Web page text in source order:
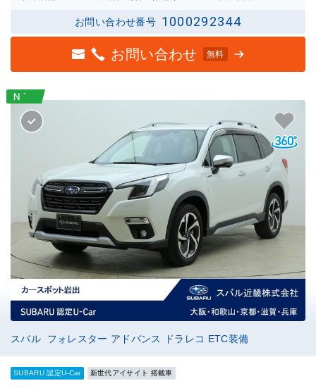
お問い合わせ番号 1000292344
お問い合わせ 無料
スバル フォレスター アドバンス ドラレコ ETC装備
SUBARU 認定U-Car 新世代アイサイト 搭載車